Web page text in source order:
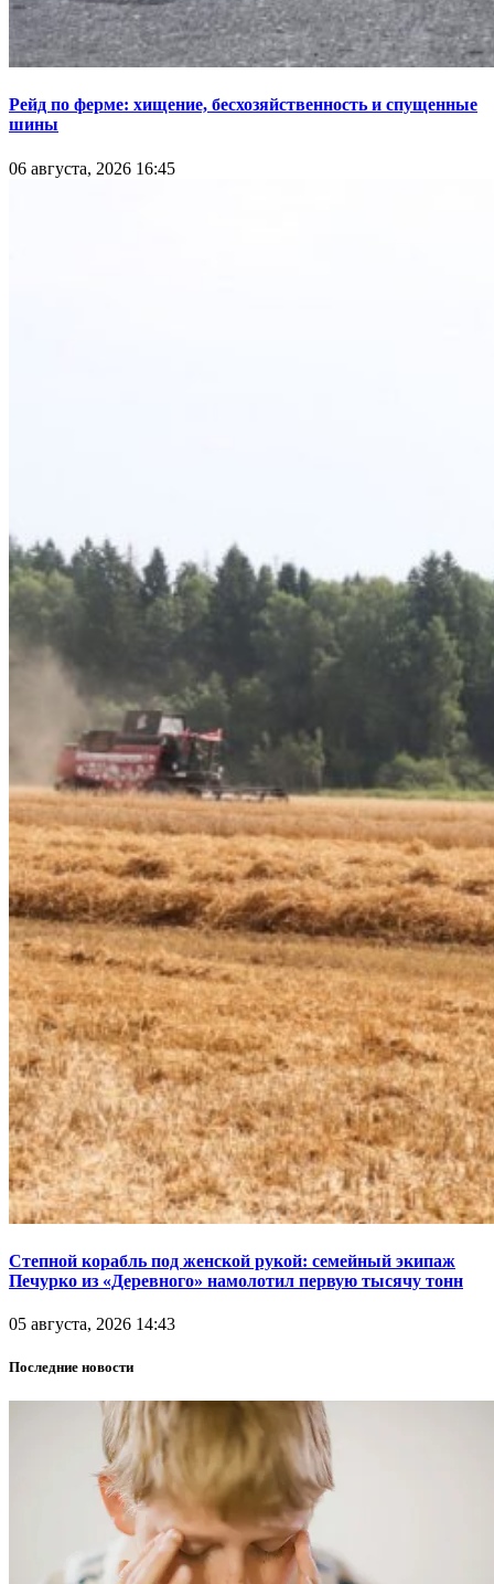
Рейд по ферме: хищение, бесхозяйственность и спущенные
шины
06 августа, 2026 16:45
Степной корабль под женской рукой: семейный экипаж
Печурко из «Деревного» намолотил первую тысячу тонн
05 августа, 2026 14:43
Последние новости